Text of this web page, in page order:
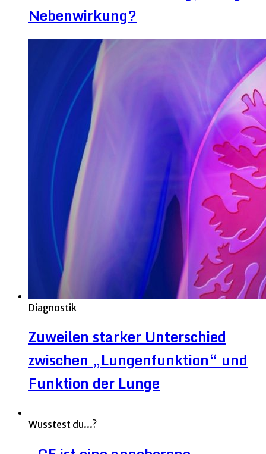
Nebenwirkung?
Diagnostik
Zuweilen starker Unterschied
zwischen „Lungenfunktion“ und
Funktion der Lunge
Wusstest du...?